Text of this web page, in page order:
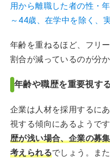
用から離職した者の性・
～44歳、在学中を除く、
年齢を重ねるほど、フリ
割合が減っているのが分か
年齢や職歴を重要視す
企業は人材を採用するに
視する傾向にあるようです
歴が浅い場合、企業の募
考えられるでしょう。ま